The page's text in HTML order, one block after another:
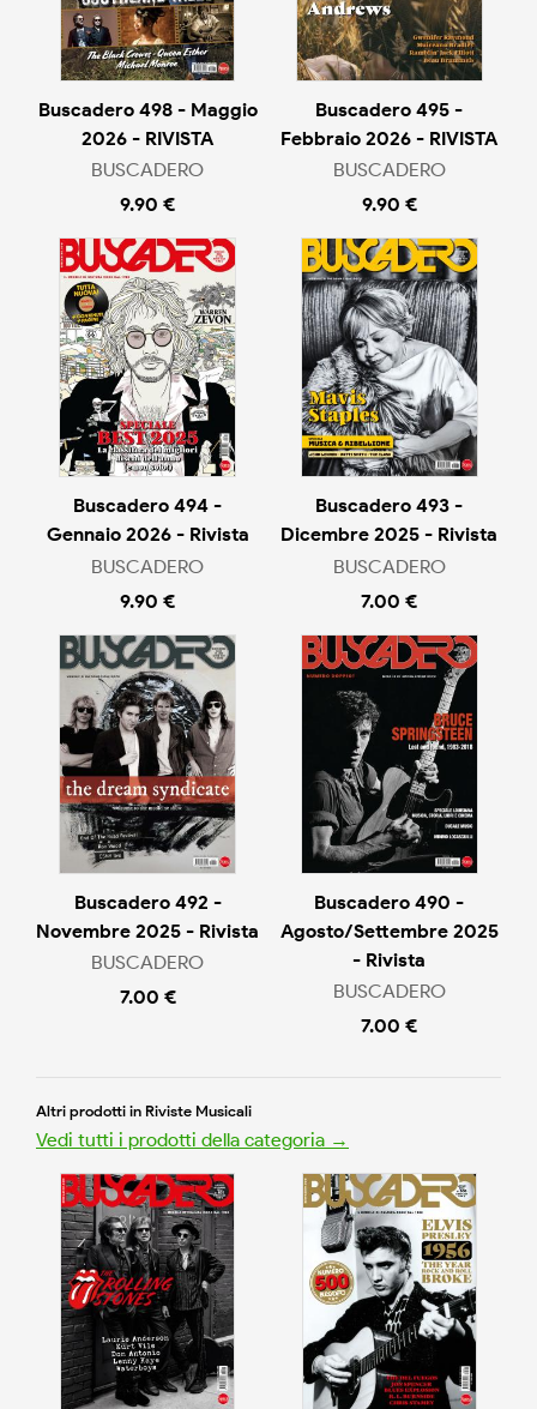
Buscadero 498 - Maggio
2026 - RIVISTA
BUSCADERO
9.90 €
Buscadero 495 -
Febbraio 2026 - RIVISTA
BUSCADERO
9.90 €
Buscadero 494 -
Gennaio 2026 - Rivista
BUSCADERO
9.90 €
Buscadero 493 -
Dicembre 2025 - Rivista
BUSCADERO
7.00 €
Buscadero 492 -
Novembre 2025 - Rivista
BUSCADERO
7.00 €
Buscadero 490 -
Agosto/Settembre 2025
- Rivista
BUSCADERO
7.00 €
Altri prodotti in Riviste Musicali
Vedi tutti i prodotti della categoria →